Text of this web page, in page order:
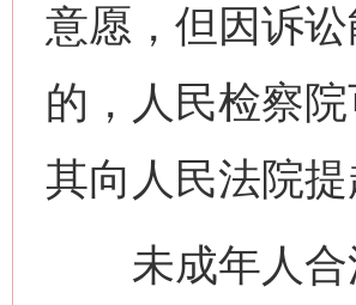
意愿，但因诉
的，人民检察
其向人民法院
未成年人合